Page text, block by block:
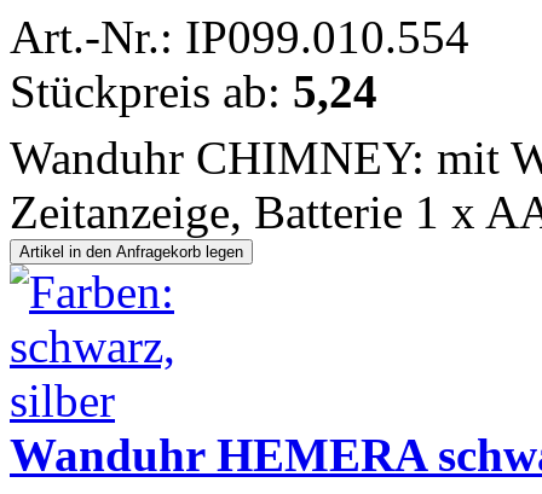
Art.-Nr.: IP099.010.554
Stückpreis ab: 5,24
Wanduhr CHIMNEY: mit
Zeitanzeige, Batterie 1 x
Wanduhr HEMERA